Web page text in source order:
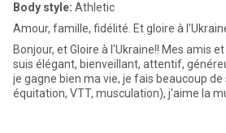
Body style: Athletic
Amour, famille, fidélité. Et gloire à
Bonjour, et Gloire à l'Ukraine!! Mes amis
suis élégant, bienveillant, attentif,
je gagne bien ma vie, je fais beaucoup
équitation, VTT, musculation), j'aime la